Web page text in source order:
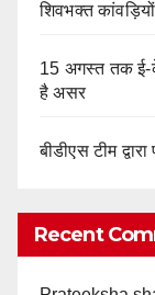
शिवभक्त
15 अगस्त तक ई-
है असर
बीडीएस टीम
Recent